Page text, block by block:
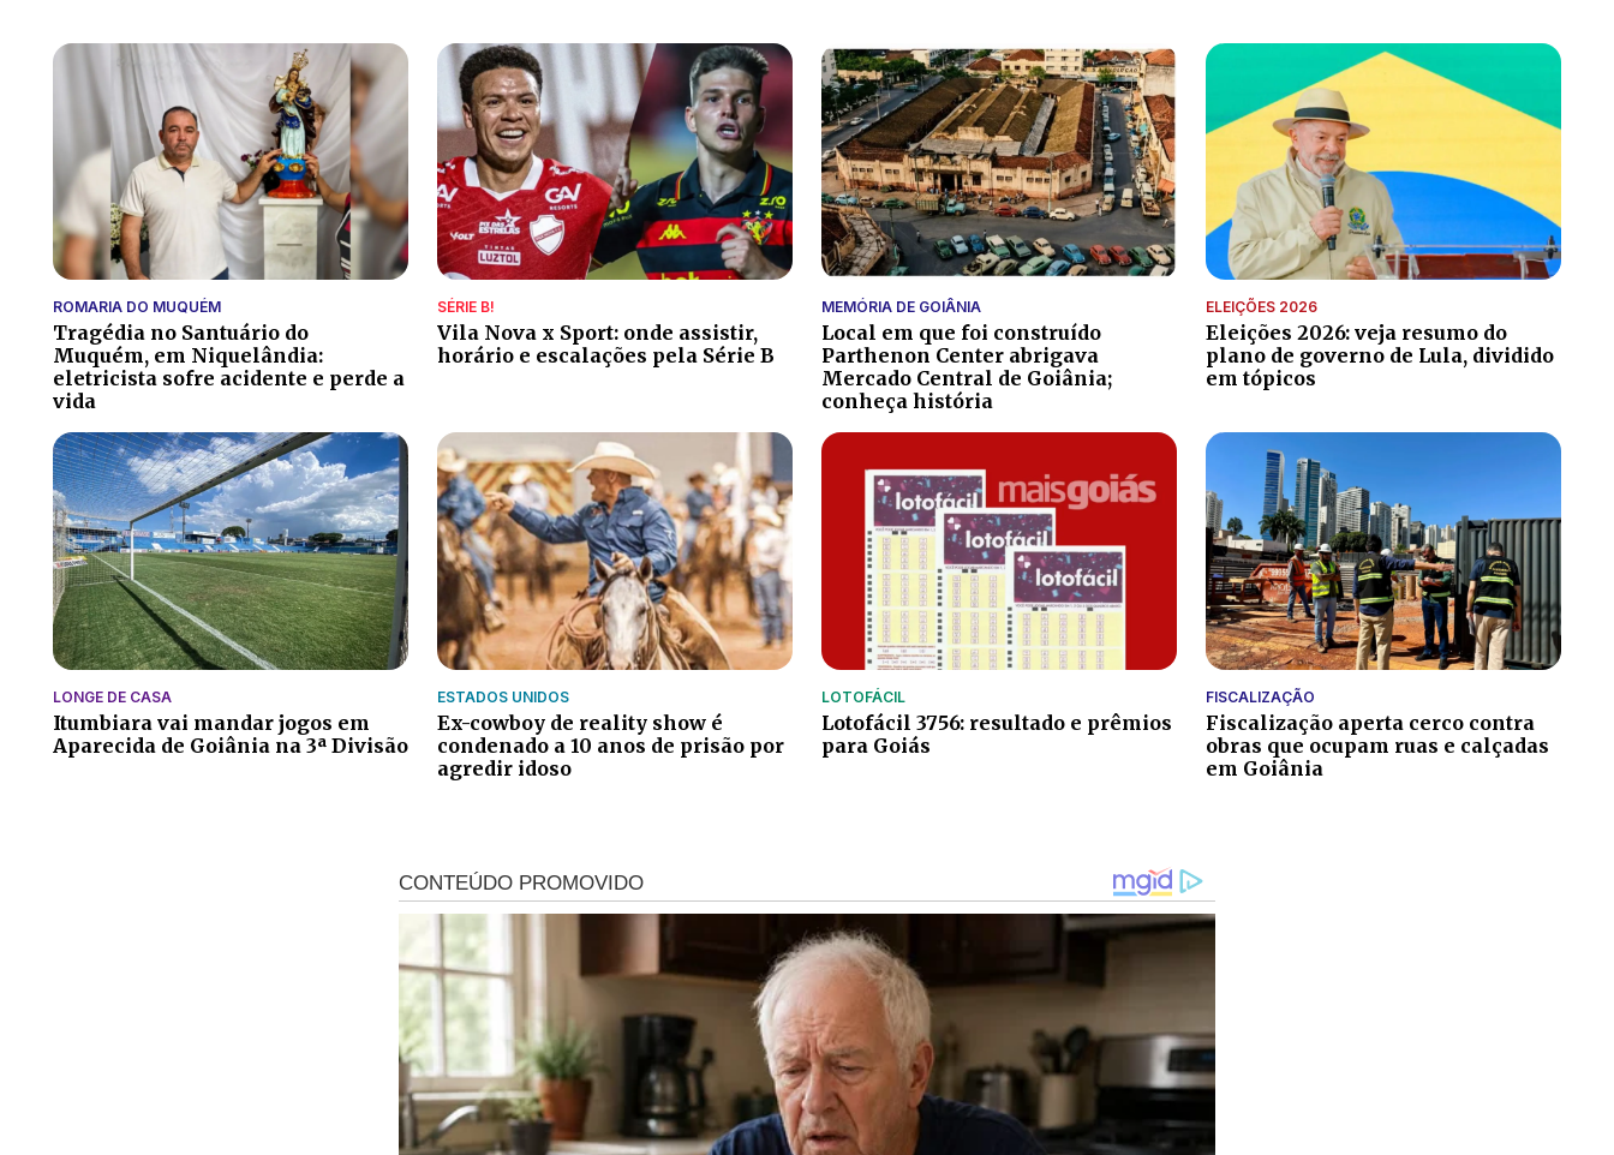
ROMARIA DO MUQUÉM
Tragédia no Santuário do
Muquém, em Niquelândia:
eletricista sofre acidente e perde a
vida
SÉRIE B!
Vila Nova x Sport: onde assistir,
horário e escalações pela Série B
MEMÓRIA DE GOIÂNIA
Local em que foi construído
Parthenon Center abrigava
Mercado Central de Goiânia;
conheça história
ELEIÇÕES 2026
Eleições 2026: veja resumo do
plano de governo de Lula, dividido
em tópicos
LONGE DE CASA
Itumbiara vai mandar jogos em
Aparecida de Goiânia na 3ª Divisão
ESTADOS UNIDOS
Ex-cowboy de reality show é
condenado a 10 anos de prisão por
agredir idoso
LOTOFÁCIL
Lotofácil 3756: resultado e prêmios
para Goiás
FISCALIZAÇÃO
Fiscalização aperta cerco contra
obras que ocupam ruas e calçadas
em Goiânia